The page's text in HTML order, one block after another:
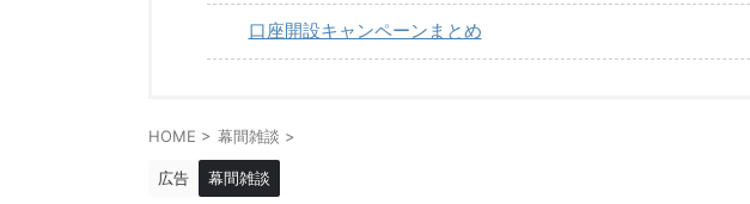
口座開設キャンペーンまとめ
HOME > 幕間雑談 >
広告 幕間雑談